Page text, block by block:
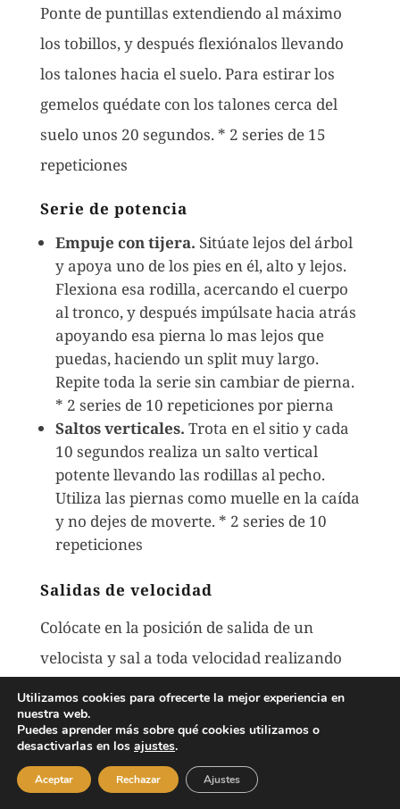
Ponte de puntillas extendiendo al máximo
los tobillos, y después flexiónalos llevando
los talones hacia el suelo. Para estirar los
gemelos quédate con los talones cerca del
suelo unos 20 segundos. * 2 series de 15
repeticiones
Serie de potencia
Empuje con tijera. Sitúate lejos del árbol
y apoya uno de los pies en él, alto y lejos.
Flexiona esa rodilla, acercando el cuerpo
al tronco, y después impúlsate hacia atrás
apoyando esa pierna lo mas lejos que
puedas, haciendo un split muy largo.
Repite toda la serie sin cambiar de pierna.
* 2 series de 10 repeticiones por pierna
Saltos verticales. Trota en el sitio y cada
10 segundos realiza un salto vertical
potente llevando las rodillas al pecho.
Utiliza las piernas como muelle en la caída
y no dejes de moverte. * 2 series de 10
repeticiones
Salidas de velocidad
Colócate en la posición de salida de un
velocista y sal a toda velocidad realizando
un sprint corto pero potente. Vuelve
trotando mientras recuperas y, sin
descansar mas, repite la siguiente salida. *
De 5 a 10 salidas explosivas
Utilizamos cookies para ofrecerte la mejor experiencia en
nuestra web.
Puedes aprender más sobre qué cookies utilizamos o
desactivarlas en los ajustes.
Aceptar Rechazar Ajustes